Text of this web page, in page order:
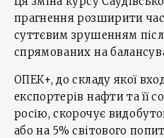
прагнення розширити
суттєвим зрушенням
спрямованих на
ОПЕК+, до складу якої
експортерів нафти та її
росію, скорочує
або на 5% світового